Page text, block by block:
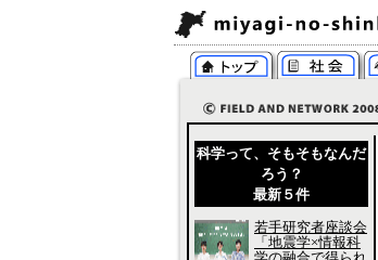
科学って、そもそもなんだ
ろう？
最新５件
若手研究者座談会
「地震学×情報科